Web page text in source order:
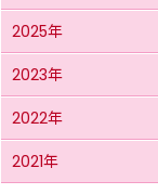
2025年
2023年
2022年
2021年